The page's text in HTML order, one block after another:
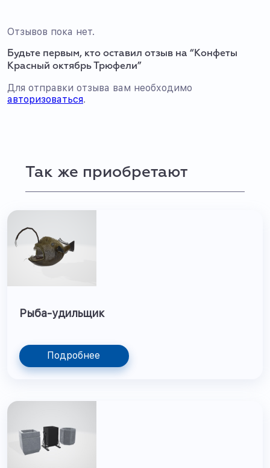
Отзывов пока нет.
Будьте первым, кто оставил отзыв на “Конфеты
Красный октябрь Трюфели”
Для отправки отзыва вам необходимо
авторизоваться.
Так же приобретают
Рыба-удильщик
Подробнее